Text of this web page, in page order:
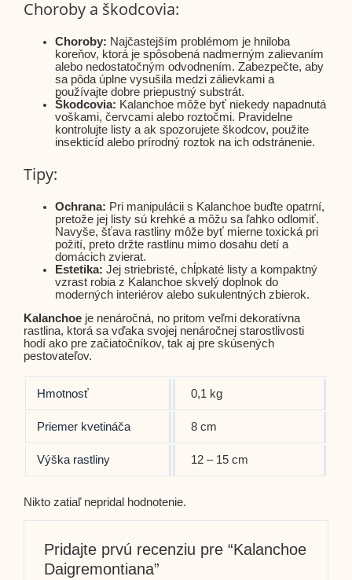
Choroby a škodcovia:
Choroby: Najčastejším problémom je hniloba
koreňov, ktorá je spôsobená nadmerným zalievaním
alebo nedostatočným odvodnením. Zabezpečte, aby
sa pôda úplne vysušila medzi zálievkami a
používajte dobre priepustný substrát.
Škodcovia: Kalanchoe môže byť niekedy napadnutá
voškami, červcami alebo roztočmi. Pravidelne
kontrolujte listy a ak spozorujete škodcov, použite
insekticíd alebo prírodný roztok na ich odstránenie.
Tipy:
Ochrana: Pri manipulácii s Kalanchoe buďte opatrní,
pretože jej listy sú krehké a môžu sa ľahko odlomiť.
Navyše, šťava rastliny môže byť mierne toxická pri
požití, preto držte rastlinu mimo dosahu detí a
domácich zvierat.
Estetika: Jej striebristé, chĺpkaté listy a kompaktný
vzrast robia z Kalanchoe skvelý doplnok do
moderných interiérov alebo sukulentných zbierok.
Kalanchoe je nenáročná, no pritom veľmi dekoratívna
rastlina, ktorá sa vďaka svojej nenáročnej starostlivosti
hodí ako pre začiatočníkov, tak aj pre skúsených
pestovateľov.
Hmotnosť 0,1 kg
Priemer kvetináča 8 cm
Výška rastliny 12 – 15 cm
Nikto zatiaľ nepridal hodnotenie.
Pridajte prvú recenziu pre “Kalanchoe
Daigremontiana”